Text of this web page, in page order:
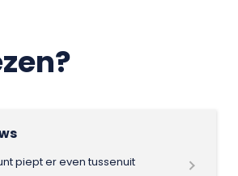
piept er even tussenuit